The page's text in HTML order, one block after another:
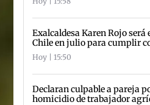
Exalcaldesa Karen Rojo será
Chile en julio para cumplir
Hoy | 15:50
Declaran culpable a pareja
homicidio de trabajador